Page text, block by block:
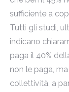
sufficiente a
Tutti gli studi,
indicano
paga il 40%
non le paga,
collettività, a